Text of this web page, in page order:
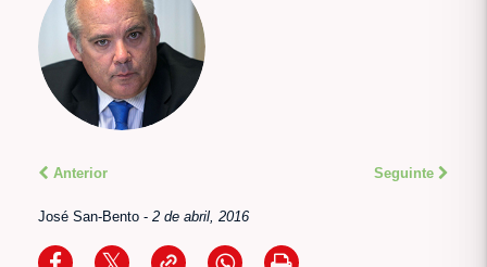
Anterior Seguinte
José San-Bento - 2 de abril, 2016